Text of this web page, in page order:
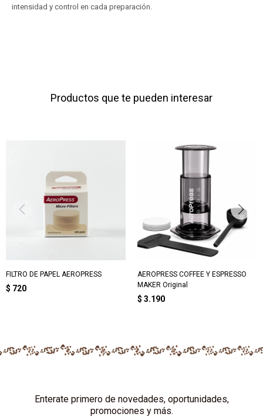
intensidad y control en cada preparación.
Productos que te pueden interesar
FILTRO DE PAPEL AEROPRESS
$ 720
AEROPRESS COFFEE Y ESPRESSO
MAKER Original
$ 3.190
Enterate primero de novedades, oportunidades,
promociones y más.